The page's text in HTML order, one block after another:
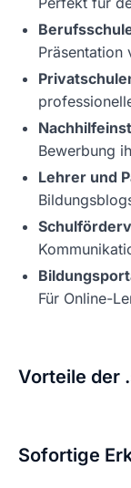
Präsentation
Bewerbung
Lehrer und
Für Online-
Vorteile der
Sofortige